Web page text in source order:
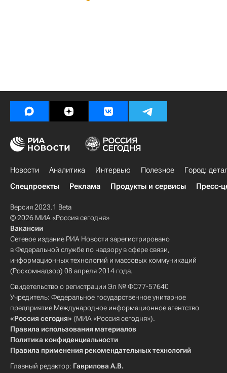
Новости Аналитика Интервью Полезное
Город:
Спецпроекты
Реклама Продукты и сервисы Пресс-
Версия 2023.1 Beta
© 2026 МИА «Россия сегодня»
Вакансии
Сетевое издание РИА Новости зарегистрировано
в Федеральной службе по надзору в сфере связи,
информационных технологий и массовых коммуникаций
(Роскомнадзор) 08 апреля 2014 года.
Свидетельство о регистрации Эл № ФС77-57640
Учредитель: Федеральное государственное унитарное
предприятие Международное информационное агентство
«Россия сегодня» (МИА «Россия сегодня»).
Правила использования материалов
Политика конфиденциальности
Правила применения рекомендательных технологий
Главный редактор: Гаврилова А.В.